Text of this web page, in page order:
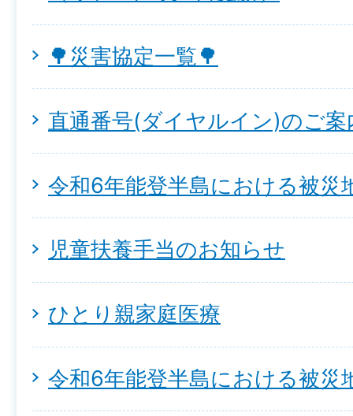
🌳災害協定一覧🌳
直通番号(ダイヤルイン)のご案
令和6年能登半島における被災
児童扶養手当のお知らせ
ひとり親家庭医療
令和6年能登半島における被災